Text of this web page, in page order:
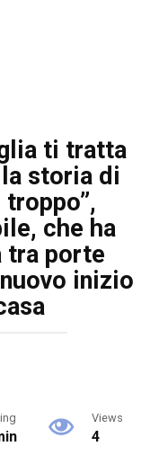
ti tratta
la storia di
che ha
tra porte
inizio
Views
4